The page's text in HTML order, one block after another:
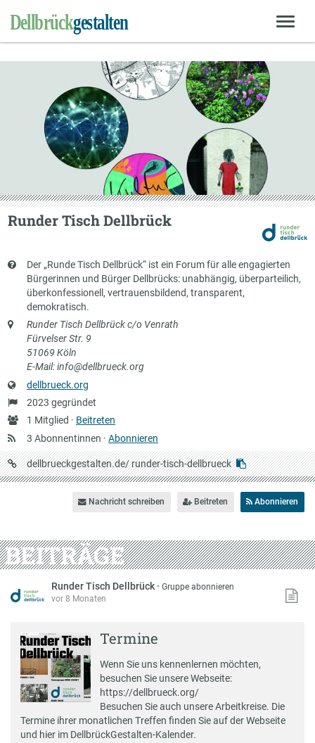
Runder Tisch Dellbrück
Kurzbeschreibung
Der „Runde Tisch Dellbrück“ ist ein Forum für alle engagierten
Bürgerinnen und Bürger Dellbrücks: unabhängig, überparteilich,
überkonfessionell, vertrauensbildend, transparent,
demokratisch.
Anschrift
Runder Tisch Dellbrück c/o Venrath
Fürvelser Str. 9
51069 Köln
E-Mail: info@dellbrueck.org
Website
dellbrueck.org
Gründung
2023 gegründet
Anzahl
Mitglieder
1 Mitglied · Beitreten
3 Abonnentinnen ·Abonnieren
URL
auf
dellbrueckgestalten.de/ runder-tisch-dellbrueck
Nachricht schreiben Beitreten Abonnieren
BEITRÄGE
Runder Tisch Dellbrück ·Gruppe abonnieren
vor 8 Monaten
Termine
Wenn Sie uns kennenlernen möchten,
besuchen Sie unsere Webseite:
https://dellbrueck.org/
Besuchen Sie auch unsere Arbeitkreise. Die
Termine ihrer monatlichen Treffen finden Sie auf der Webseite
und hier im DellbrückGestalten-Kalender.